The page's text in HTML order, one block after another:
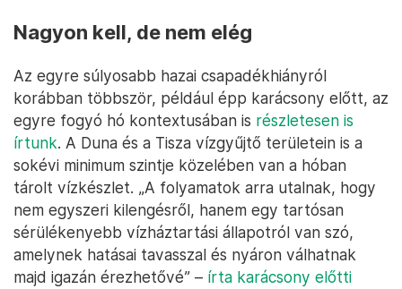
Nagyon kell, de nem elég
Az egyre súlyosabb hazai csapadékhiányról
korábban többször, például épp karácsony előtt, az
egyre fogyó hó kontextusában is részletesen is
írtunk. A Duna és a Tisza vízgyűjtő területein is a
sokévi minimum szintje közelében van a hóban
tárolt vízkészlet. „A folyamatok arra utalnak, hogy
nem egyszeri kilengésről, hanem egy tartósan
sérülékenyebb vízháztartási állapotról van szó,
amelynek hatásai tavasszal és nyáron válhatnak
majd igazán érezhetővé” – írta karácsony előtti